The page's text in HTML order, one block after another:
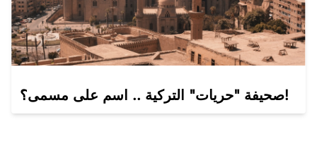
صحيفة "حريات" التركية .. اسم على مسمى؟َ!